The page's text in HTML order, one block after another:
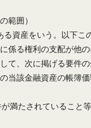
範囲）
資産をいう。以下こ
係る権利の支配が他
て、次に掲げる要件
当該金融資産の帳簿
満たされていること